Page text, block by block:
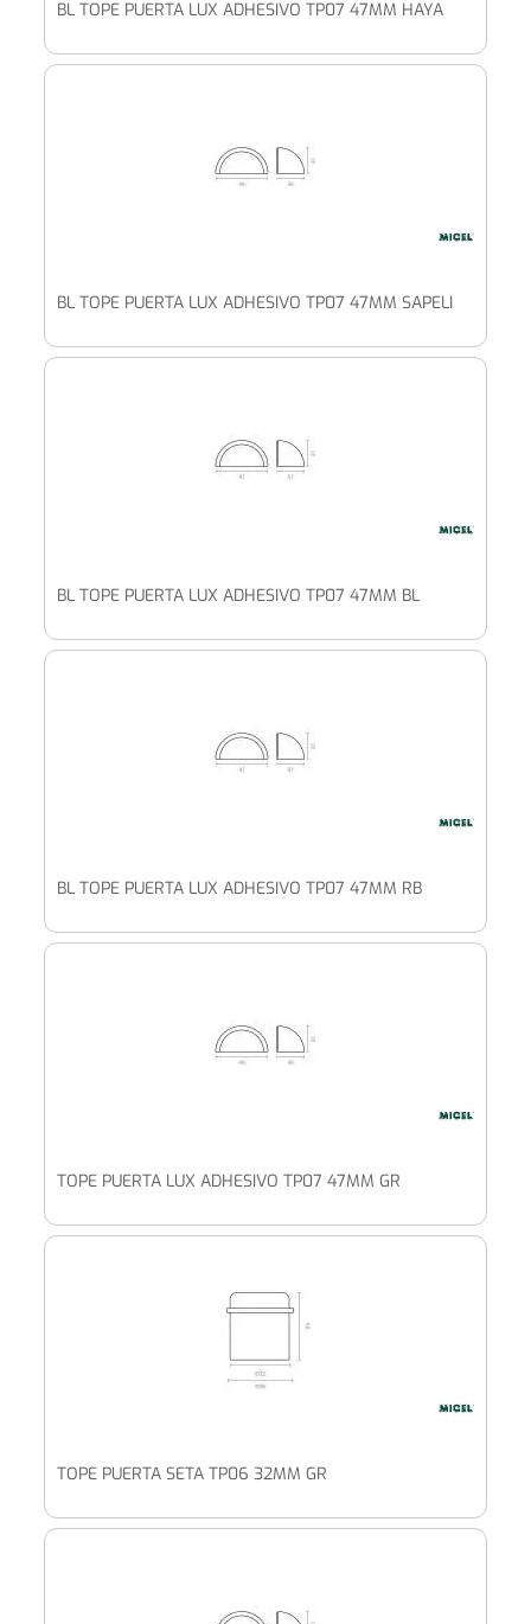
BL TOPE PUERTA LUX ADHESIVO TP07 47MM HAYA
BL TOPE PUERTA LUX ADHESIVO TP07 47MM SAPELI
BL TOPE PUERTA LUX ADHESIVO TP07 47MM BL
BL TOPE PUERTA LUX ADHESIVO TP07 47MM RB
TOPE PUERTA LUX ADHESIVO TP07 47MM GR
TOPE PUERTA SETA TP06 32MM GR